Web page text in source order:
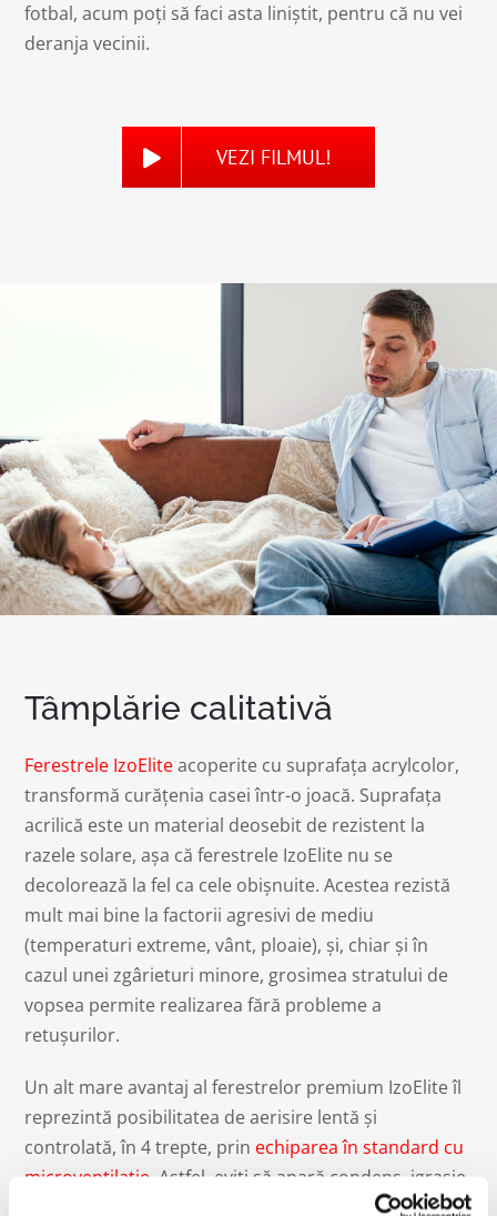
fotbal, acum poți să faci asta liniștit, pentru că nu vei
deranja vecinii.
VEZI FILMUL!
Tâmplărie calitativă
Ferestrele IzoEliteacoperite cu suprafața acrylcolor,
transformă curățenia casei într-o joacă. Suprafața
acrilică este un material deosebit de rezistent la
razele solare, aşa că ferestrele IzoElite nu se
decolorează la fel ca cele obișnuite. Acestea rezistă
mult mai bine la factorii agresivi de mediu
(temperaturi extreme, vânt, ploaie), și, chiar și în
cazul unei zgârieturi minore, grosimea stratului de
vopsea permite realizarea fără probleme a
retușurilor.
Un alt mare avantaj al ferestrelor premium IzoElite îl
reprezintă posibilitatea de aerisire lentă și
controlată, în 4 trepte, prinechiparea în standard cu
microventilație . Astfel, eviți să apară condens, igrasie
sau mucegaiuri, mai ales în baie și bucătărie.